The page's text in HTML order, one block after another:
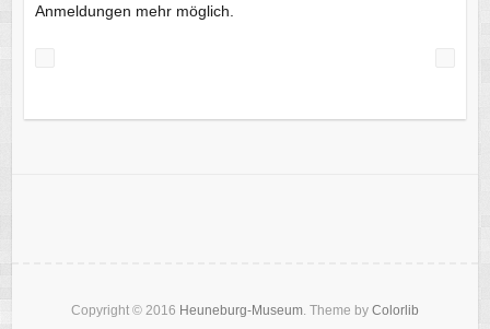
Anmeldungen mehr möglich.
Copyright © 2016 Heuneburg-Museum . Theme by Colorlib